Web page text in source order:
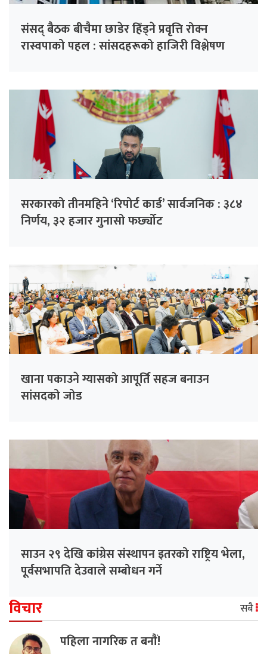
संसद् बैठक बीचैमा छाडेर हिँड्ने प्रवृत्ति रोक्न
रास्वपाको पहल : सांसदहरूको हाजिरी विश्लेषण
सरकारको तीनमहिने ‘रिपोर्ट कार्ड’ सार्वजनिक : ३८४
निर्णय, ३२ हजार गुनासो फर्छ्योट
खाना पकाउने ग्यासको आपूर्ति सहज बनाउन
सांसदको जोड
साउन २९ देखि कांग्रेस संस्थापन इतरको राष्ट्रिय भेला,
पूर्वसभापति देउवाले सम्बोधन गर्ने
विचार सबै
पहिला नागरिक त बनाैं!